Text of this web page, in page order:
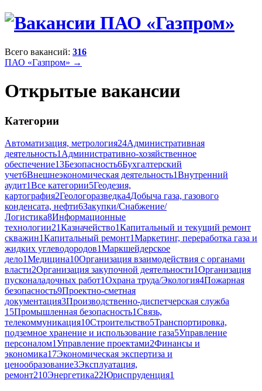
Всего вакансий: 316
ПАО «Газпром» →
Открытые вакансии
Категории
Автоматизация, метрология24Административная
деятельность1Административно-хозяйственное
обеспечение13Безопасность6Бухгалтерский
учет6Внешнеэкономическая деятельность1Внутренний
аудит1Все категории5Геодезия,
картография2Геологоразведка4Добыча газа, газового
конденсата, нефти6Закупки/Снабжение/
Логистика8Информационные
технологии21Казначейство1Капитальный и текущий ремонт
скважин1Капитальный ремонт1Маркетинг, переработка газа и
жидких углеводородов1Маркшейдерское
дело1Медицина10Организация взаимодействия с органами
власти2Организация закупочной деятельности1Организация
пусконаладочных работ1Охрана труда/Экология4Пожарная
безопасность9Проектно-сметная
документация3Производственно-диспетчерская служба
15Промышленная безопасность1Связь,
телекоммуникация10Строительство5Транспортировка,
подземное хранение и использование газа5Управление
персоналом1Управление проектами2Финансы и
экономика17Экономическая экспертиза и
ценообразование3Эксплуатация,
ремонт210Энергетика22Юриспруденция1